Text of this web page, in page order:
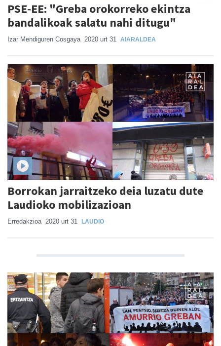
PSE-EE: "Greba orokorreko ekintza
bandalikoak salatu nahi ditugu"
Izar Mendiguren Cosgaya 2020 urt 31 AIARALDEA
Borrokan jarraitzeko deia luzatu dute
Laudioko mobilizazioan
Erredakzioa 2020 urt 31 LAUDIO